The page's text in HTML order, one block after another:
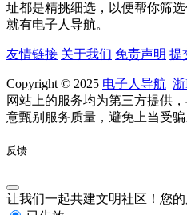
址都是精挑细选，以便帮你筛
就有电子人导航。
友情链接 关于我们 免责声明 提
Copyright © 2025 电子人导航 浙
网站上的服务均为第三方提供
意甄别服务质量，避免上当受
反馈
让我们一起共建文明社区！您的